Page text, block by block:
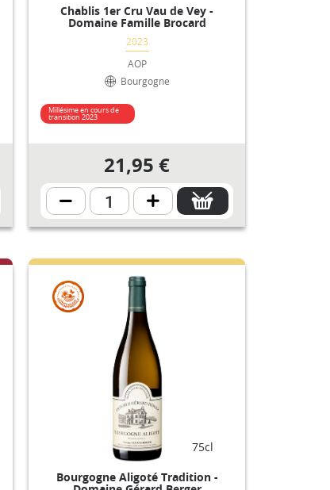
Chablis 1er Cru Vau de Vey -
Domaine Famille Brocard
2023
AOP
Bourgogne
Millésime en cours de
transition 2023
21,95 €
75cl
Bourgogne Aligoté Tradition -